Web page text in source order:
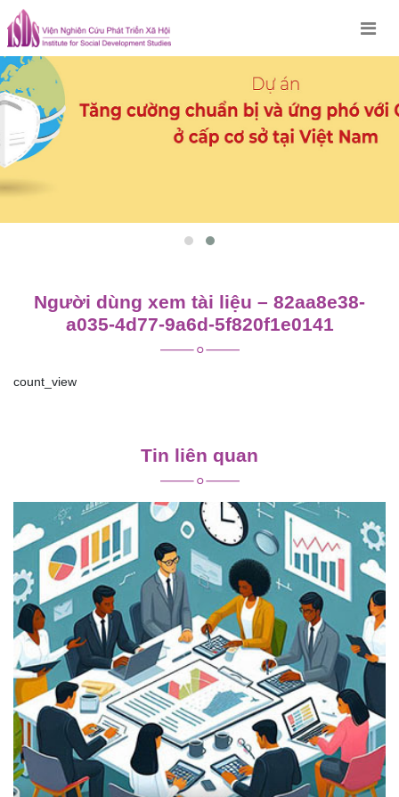
Skip
to
content
Người dùng xem tài liệu – 82aa8e38-
a035-4d77-9a6d-5f820f1e0141
count_view
viết
Tin liên quan